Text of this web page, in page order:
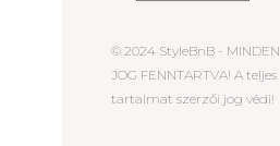
© 2024 StyleBnB - MINDEN
JOG FENNTARTVA! A teljes
tartalmat szerzői jog védi!